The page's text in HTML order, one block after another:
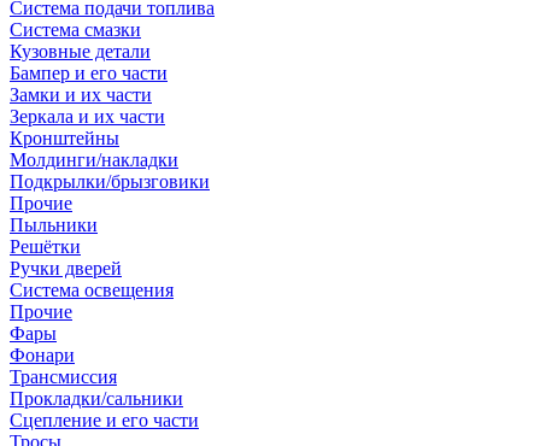
Система подачи топлива
Система смазки
Кузовные детали
Бампер и его части
Замки и их части
Зеркала и их части
Кронштейны
Молдинги/накладки
Подкрылки/брызговики
Прочие
Пыльники
Решётки
Ручки дверей
Система освещения
Прочие
Фары
Фонари
Трансмиссия
Прокладки/сальники
Сцепление и его части
Тросы